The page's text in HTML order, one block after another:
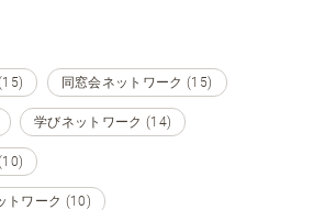
同窓会ネットワーク (15)
学びネットワーク (14)
トワーク (10)